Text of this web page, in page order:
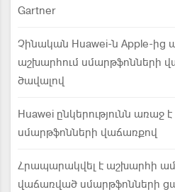
Gartner
Չինական Huawei-ն Apple-ից
աշխարհում սմարթֆոնների
ծավալով
Huawei ընկերությունն առաջ
սմարթֆոնների վաճառքով
Հրապարակվել է աշխարհի
վաճառված սմարթֆոնների